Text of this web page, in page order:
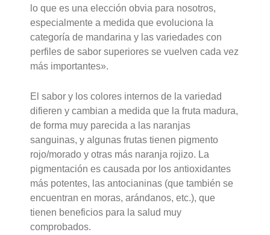
lo que es una elección obvia para nosotros,
especialmente a medida que evoluciona la
categoría de mandarina y las variedades con
perfiles de sabor superiores se vuelven cada vez
más importantes».
El sabor y los colores internos de la variedad
difieren y cambian a medida que la fruta madura,
de forma muy parecida a las naranjas
sanguinas, y algunas frutas tienen pigmento
rojo/morado y otras más naranja rojizo. La
pigmentación es causada por los antioxidantes
más potentes, las antocianinas (que también se
encuentran en moras, arándanos, etc.), que
tienen beneficios para la salud muy
comprobados.